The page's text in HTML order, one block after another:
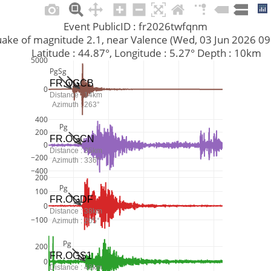
0
200
−100
0
100
200
−400
−200
0
200
400
0
5000
Event PublicID : fr2026twfqnm
of magnitude 2.1, near Valence (Wed, 03 Jun 2026
         Latitude : 44.87°, Longitude : 5.27° Depth : 10km
Pg
Pg
Pg
PgSg
FR.OGS1
Distance : 48km
FR.OGDF
Distance : 38km
Azimuth : 205°
FR.OGCN
Distance : 35km
Azimuth : 336°
FR.OGCB
Distance : 14km
Azimuth : 263°